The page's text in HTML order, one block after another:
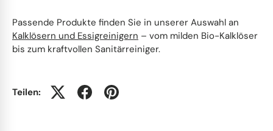
Passende Produkte finden Sie in unserer Auswahl an
Kalklösern und Essigreinigern – vom milden Bio-Kalklöser
bis zum kraftvollen Sanitärreiniger.
Teilen: